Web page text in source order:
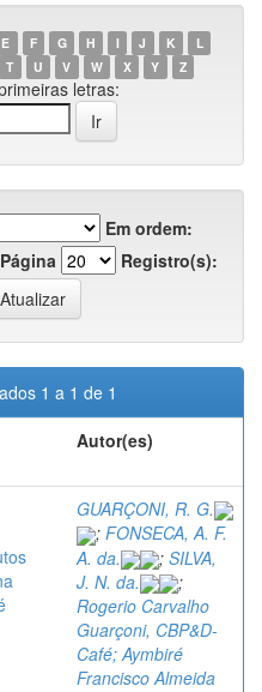
E F G H I J K
L
T U V W X Y Z
letras:
Em ordem:
Registro(s):
1 a 1 de 1
Autor(es)
GUARÇONI, R. G.
; FONSECA, A. F.
A. da.
; SILVA,
J. N. da.
;
Rogerio Carvalho
Guarçoni, CBP&D-
Café; Aymbiré
Francisco Almeida